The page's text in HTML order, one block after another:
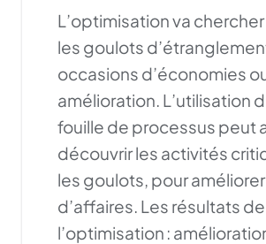
L’optimisation va
les goulots
occasions d’économies
amélioration. L’utilisation
fouille de processus peut
découvrir les activités
les goulots, pour
d’affaires. Les résultats de
l’optimisation :